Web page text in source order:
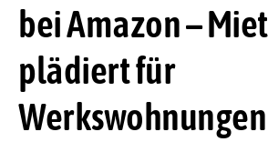
bei Amazon –
plädiert für
Werkswohnungen